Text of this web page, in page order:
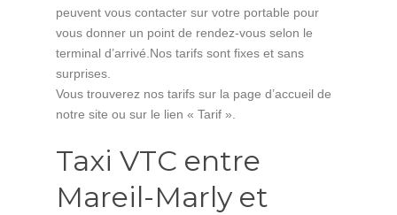
peuvent vous contacter sur votre portable pour
vous donner un point de rendez-vous selon le
terminal d’arrivé.Nos tarifs sont fixes et sans
surprises.
Vous trouverez nos tarifs sur la page d’accueil de
notre site ou sur le lien « Tarif ».
Taxi VTC entre
Mareil-Marly et